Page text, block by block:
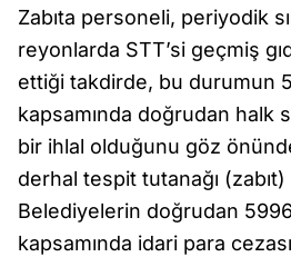
Zabıta personeli, periyodik
reyonlarda STT’si geçmiş
ettiği takdirde, bu durumun
kapsamında doğrudan halk
bir ihlal olduğunu göz
derhal tespit tutanağı
Belediyelerin doğrudan 5996
kapsamında idari para